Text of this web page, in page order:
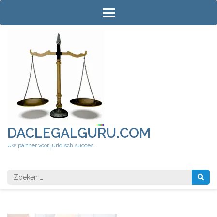
Ga
inhoud
DACLEGALGURU.COM
Uw partner voor juridisch succes
Zoeken
naar: